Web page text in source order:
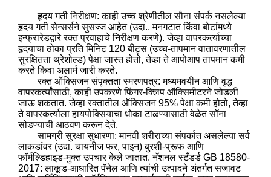
हृदय गती निरीक्षण: काही उच्च श्रेणीतील सौना संपर्क नसलेल्या
हृदय गती सेन्सर्सने सुसज्ज आहेत (उदा., मनगटात किंवा बोटांमध्ये
इन्फ्रारेडद्वारे रक्त प्रवाहाचे निरीक्षण करणे). जेव्हा वापरकर्त्याच्या
हृदयाचा ठोका प्रति मिनिट 120 बीट्स (उच्च-तापमान वातावरणातील
सुरक्षितता थ्रेशोल्ड) पेक्षा जास्त होतो, तेव्हा ते आपोआप तापमान कमी
करते किंवा अलार्म जारी करते.
रक्त ऑक्सिजन संपृक्तता स्मरणपत्र: मध्यमवयीन आणि वृद्ध
वापरकर्त्यांसाठी, काही उपकरणे फिंगर-क्लिप ऑक्सिमीटरने जोडली
जाऊ शकतात. जेव्हा रक्तातील ऑक्सिजन 95% पेक्षा कमी होतो, तेव्हा
ते वापरकर्त्याला हायपोक्सियाचा धोका टाळण्यासाठी वेळेत सॉना
सोडण्याची आठवण करून देते.
सामग्री सुरक्षा सुधारणा: मानवी शरीराच्या संपर्कात असलेल्या सर्व
लाकडांवर (उदा. चायनीज फर, पाइन) बुरशी-प्रूफ आणि
फॉर्मल्डिहाइड-मुक्त उपचार केले जातात. नॅशनल स्टँडर्ड GB 18580-
2017: लाकूड-आधारित पॅनेल आणि त्यांची उत्पादने अंतर्गत सजावट